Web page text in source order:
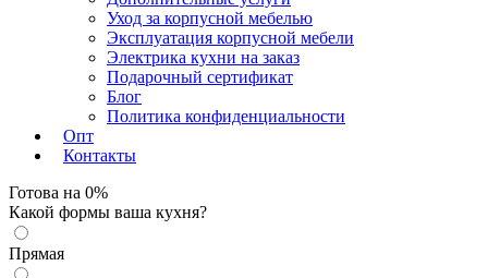
Уход за корпусной мебелью
Эксплуатация корпусной мебели
Электрика кухни на заказ
Подарочный сертификат
Блог
Политика конфиденциальности
Опт
Контакты
Готова на 0%
Какой формы ваша кухня?
Прямая